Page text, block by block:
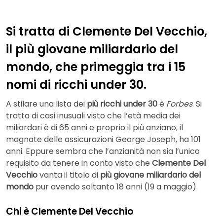
Si tratta di Clemente Del Vecchio,
il più giovane miliardario del
mondo, che primeggia tra i 15
nomi di ricchi under 30.
A stilare una lista dei più ricchi under 30è Forbes. Si
tratta di casi inusuali visto che l’età media dei
miliardari è di 65 anni e proprio il più anziano, il
magnate delle assicurazioni George Joseph, ha 101
anni. Eppure sembra che l’anzianità non sia l’unico
requisito da tenere in conto visto che Clemente Del
Vecchiovanta il titolo di più giovane miliardario del
mondo pur avendo soltanto 18 anni (19 a maggio).
Chi è Clemente Del Vecchio